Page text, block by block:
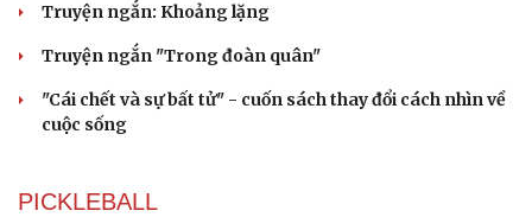
Truyện ngắn: Khoảng lặng
Truyện ngắn "Trong đoàn quân"
"Cái chết và sự bất tử" - cuốn sách thay đổi cách nhìn về
cuộc sống
PICKLEBALL